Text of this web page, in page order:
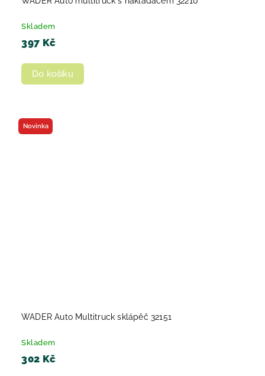
Skladem
397 Kč
Do košíku
Novinka
WADER Auto Multitruck sklápěč 32151
Skladem
302 Kč